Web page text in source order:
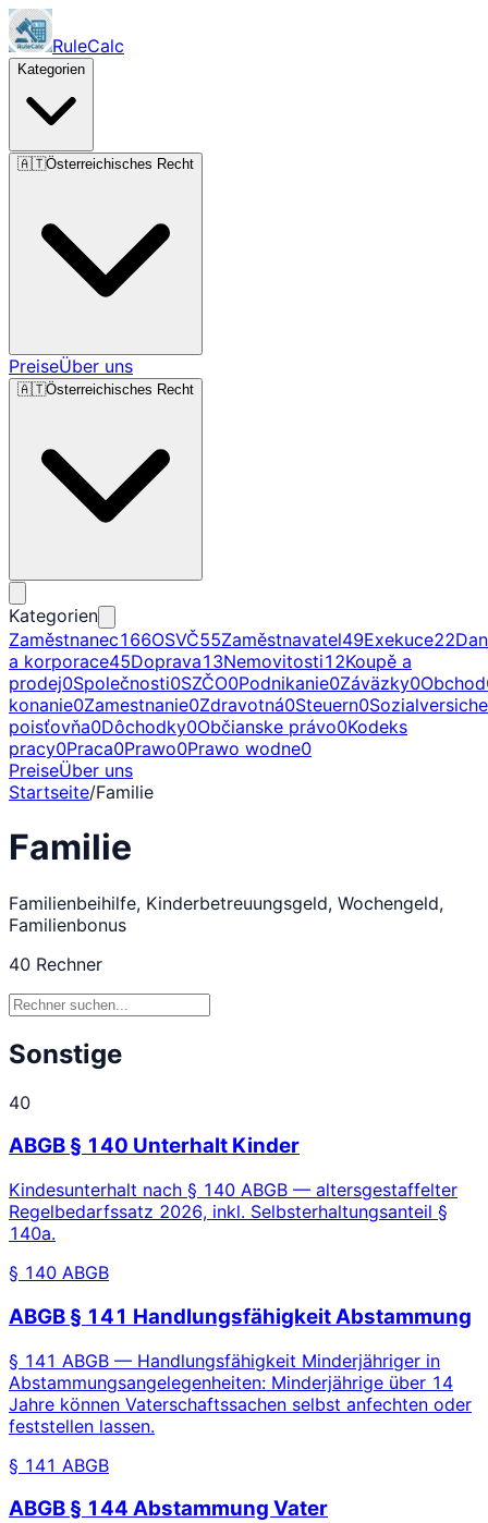
RuleCalc
Kategorien
🇦🇹Österreichisches Recht
PreiseÜber uns
🇦🇹Österreichisches Recht
Kategorien
Zaměstnanec166OSVČ55Zaměstnavatel49Exekuce22
a korporace45Doprava13Nemovitosti12Koupě a
prodej0Společnosti0SZČO0Podnikanie0Záväzky0Obchod
konanie0Zamestnanie0Zdravotná0Steuern0
poisťovňa0Dôchodky0Občianske právo0Kodeks
pracy0Praca0Prawo0Prawo wodne0
PreiseÜber uns
Startseite/Familie
Familie
Familienbeihilfe, Kinderbetreuungsgeld, Wochengeld,
Familienbonus
40 Rechner
Sonstige
40
ABGB § 140 Unterhalt Kinder
Kindesunterhalt nach § 140 ABGB — altersgestaffelter
Regelbedarfssatz 2026, inkl. Selbsterhaltungsanteil §
140a.
§ 140 ABGB
ABGB § 141 Handlungsfähigkeit Abstammung
§ 141 ABGB — Handlungsfähigkeit Minderjähriger in
Abstammungsangelegenheiten: Minderjährige über 14
Jahre können Vaterschaftssachen selbst anfechten oder
feststellen lassen.
§ 141 ABGB
ABGB § 144 Abstammung Vater